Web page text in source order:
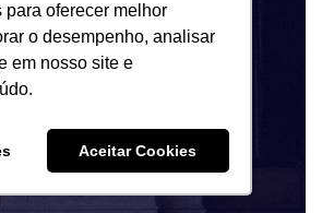
oferecer melhor
o desempenho, analisar
em nosso site e
Aceitar Cookies